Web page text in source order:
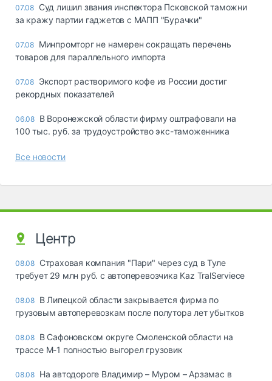
07.08 Суд лишил звания инспектора Псковской таможни
за кражу партии гаджетов с МАПП "Бурачки"
07.08 Минпромторг не намерен сокращать перечень
товаров для параллельного импорта
07.08 Экспорт растворимого кофе из России достиг
рекордных показателей
06.08 В Воронежской области фирму оштрафовали на
100 тыс. руб. за трудоустройство экс-таможенника
Все новости
Центр
08.08 Страховая компания "Пари" через суд в Туле
требует 29 млн руб. с автоперевозчика Kaz TralServiece
08.08 В Липецкой области закрывается фирма по
грузовым автоперевозкам после полутора лет убытков
08.08 В Сафоновском округе Смоленской области на
трассе М-1 полностью выгорел грузовик
08.08 На автодороге Владимир – Муром – Арзамас в